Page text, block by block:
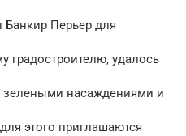
Банкир Перьер для
градостроителю, удалось
зелеными насаждениями и
этого приглашаются